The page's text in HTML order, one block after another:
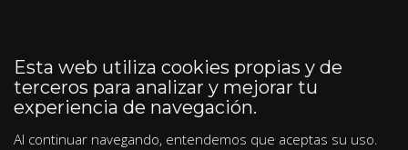
Esta web utiliza cookies propias y de
terceros para analizar y mejorar tu
experiencia de navegación.
Al continuar navegando, entendemos que aceptas su uso.